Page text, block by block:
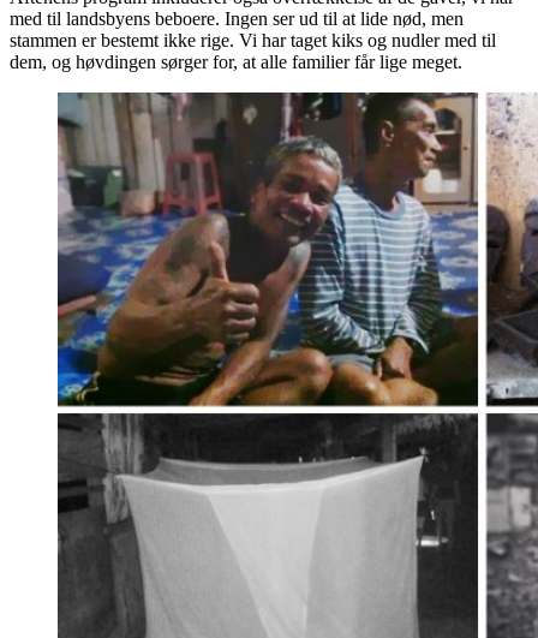
med til landsbyens beboere. Ingen ser ud til at lide nød, men
stammen er bestemt ikke rige. Vi har taget kiks og nudler med til
dem, og høvdingen sørger for, at alle familier får lige meget.